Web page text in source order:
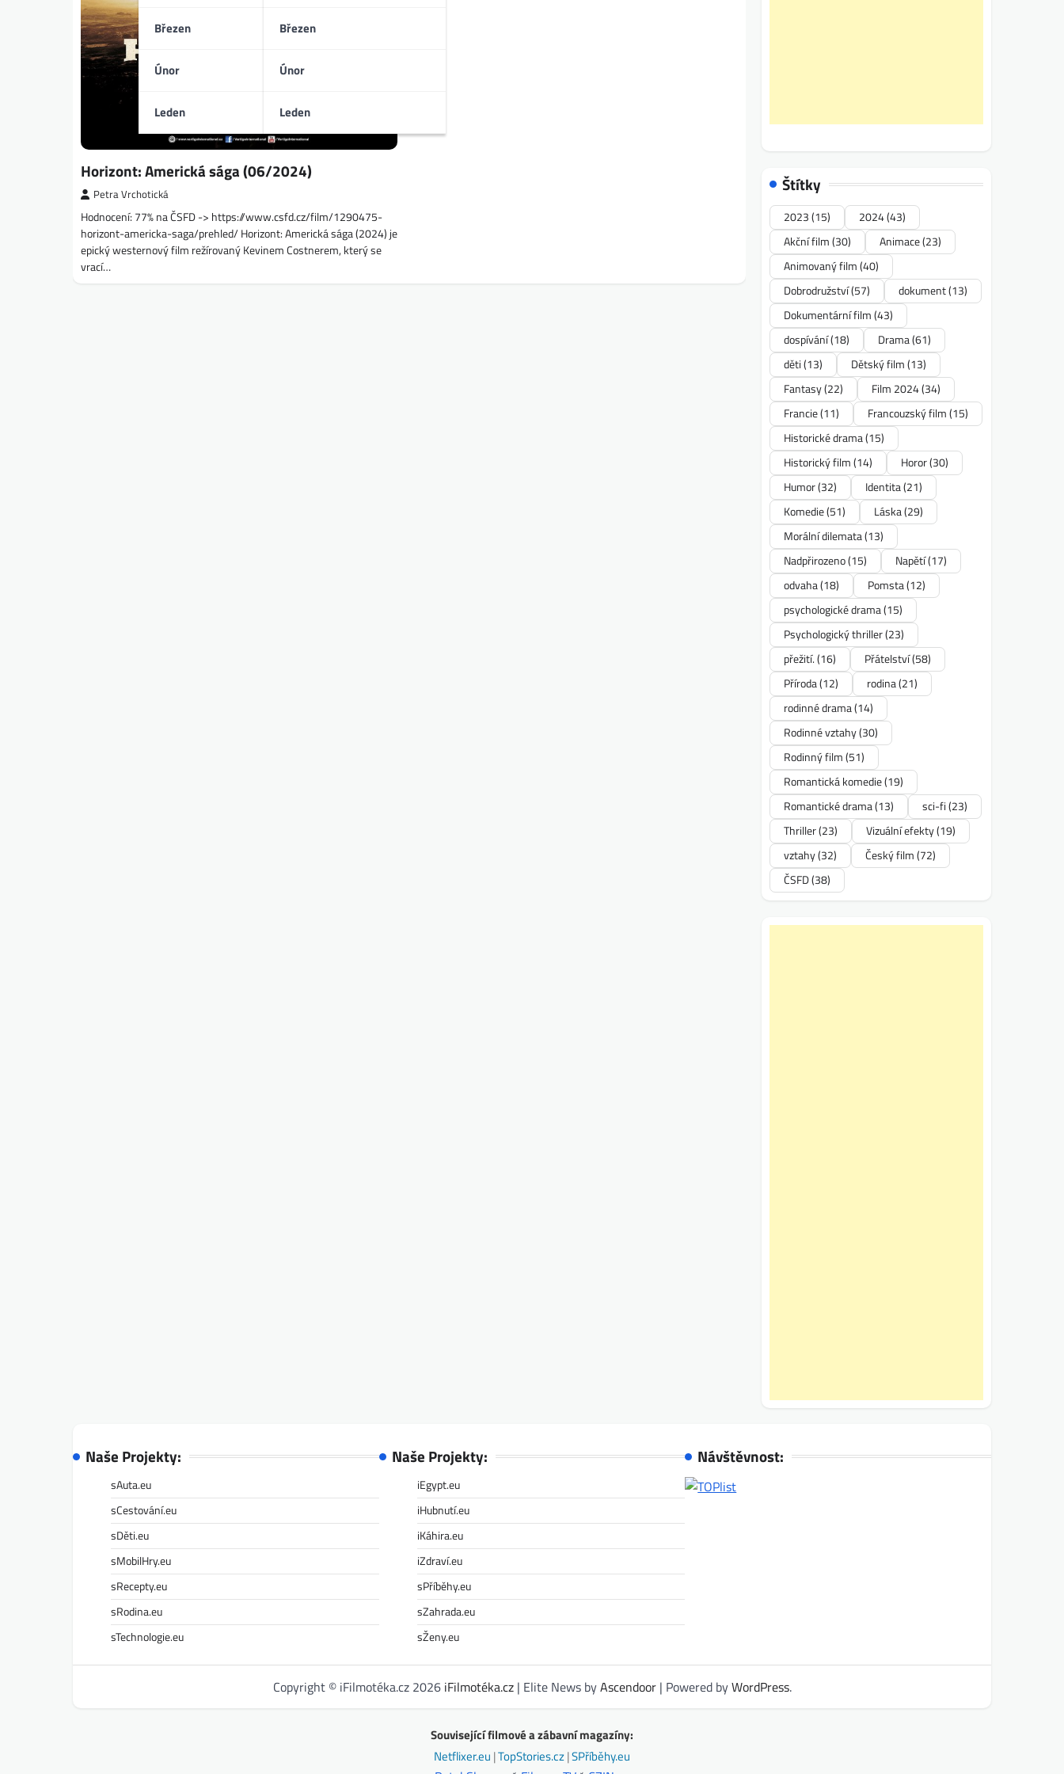
Březen
Únor
Leden
Březen
Únor
Leden
Horizont: Americká sága (06/2024)
Petra Vrchotická
Hodnocení: 77% na ČSFD -> https://www.csfd.cz/film/1290475-
horizont-americka-saga/prehled/ Horizont: Americká sága (2024) je
epický westernový film režírovaný Kevinem Costnerem, který se
vrací…
Štítky
2023(15) 2024(43)
Akční film(30) Animace(23)
Animovaný film(40)
Dobrodružství(57) dokument(13)
Dokumentární film(43)
dospívání(18) Drama(61)
děti(13) Dětský film(13)
Fantasy(22) Film 2024(34)
Francie(11) Francouzský film(15)
Historické drama(15)
Historický film(14) Horor(30)
Humor(32) Identita(21)
Komedie(51) Láska(29)
Morální dilemata(13)
Nadpřirozeno(15) Napětí(17)
odvaha(18) Pomsta(12)
psychologické drama(15)
Psychologický thriller(23)
přežití.(16) Přátelství(58)
Příroda(12) rodina(21)
rodinné drama(14)
Rodinné vztahy(30)
Rodinný film(51)
Romantická komedie(19)
Romantické drama(13) sci-fi(23)
Thriller(23) Vizuální efekty(19)
vztahy(32) Český film(72)
ČSFD(38)
Naše Projekty:
sAuta.eu
sCestování.eu
sDěti.eu
sMobilHry.eu
sRecepty.eu
sRodina.eu
sTechnologie.eu
Naše Projekty:
iEgypt.eu
iHubnutí.eu
iKáhira.eu
iZdraví.eu
sPříběhy.eu
sZahrada.eu
sŽeny.eu
Návštěvnost:
Copyright © iFilmotéka.cz 2026 iFilmotéka.cz| Elite News byAscendoor| Powered byWordPress.
Související filmové a zábavní magazíny:
Netflixer.eu |TopStories.cz|SPříběhy.eu